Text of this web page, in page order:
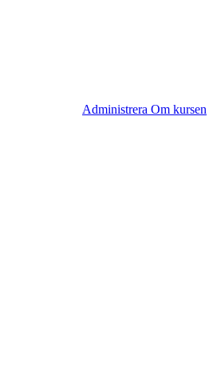
Administrera Om kursen